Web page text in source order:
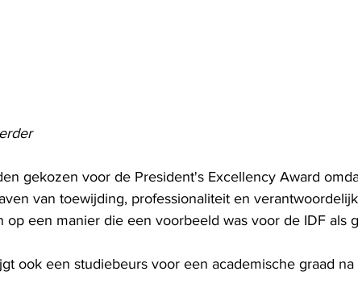
gekozen voor de President's Excellency Award
van toewijding, professionaliteit en
op een manier die een voorbeeld was voor de IDF als
ook een studiebeurs voor een academische graad